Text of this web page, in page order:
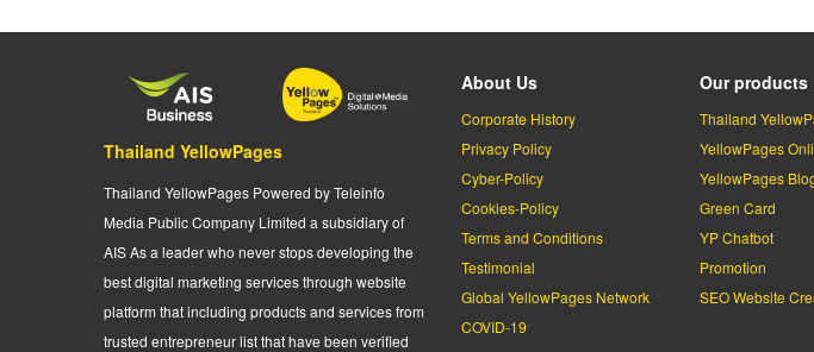
Thailand YellowPages
Thailand YellowPages Powered by Teleinfo
Media Public Company Limited a subsidiary of
AIS As a leader who never stops developing the
best digital marketing services through website
platform that including products and services from
trusted entrepreneur list that have been verified
About Us
Corporate History
Privacy Policy
Cyber-Policy
Cookies-Policy
Terms and Conditions
Testimonial
Global YellowPages Network
COVID-19
Our products
Thailand
YellowPages
YellowPages
Green Card
YP Chatbot
Promotion
SEO Website